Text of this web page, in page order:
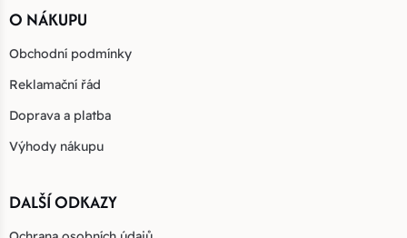
O NÁKUPU
Obchodní podmínky
Reklamační řád
Doprava a platba
Výhody nákupu
DALŠÍ ODKAZY